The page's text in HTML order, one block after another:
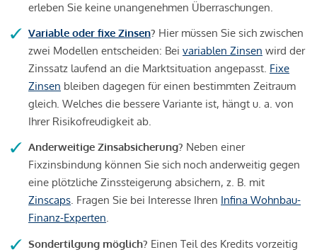
erleben Sie keine unangenehmen Überraschungen.
Variable oder fixe Zinsen? Hier müssen Sie sich zwischen
zwei Modellen entscheiden: Bei variablen Zinsen wird der
Zinssatz laufend an die Marktsituation angepasst. Fixe
Zinsen bleiben dagegen für einen bestimmten Zeitraum
gleich. Welches die bessere Variante ist, hängt u. a. von
Ihrer Risikofreudigkeit ab.
Anderweitige Zinsabsicherung? Neben einer
Fixzinsbindung können Sie sich noch anderweitig gegen
eine plötzliche Zinssteigerung absichern, z. B. mit
Zinscaps. Fragen Sie bei Interesse Ihren Infina Wohnbau-
Finanz-Experten.
Sondertilgung möglich? Einen Teil des Kredits vorzeitig